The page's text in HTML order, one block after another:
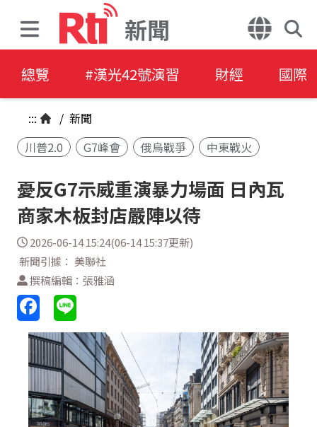
新聞
總覽 #漢光42號演習 財經 國際
::: / 新聞
川普2.0
G7峰會 俄烏戰爭 中東戰火
憂反G7示威重演暴力場面 日內瓦
商家木板封店嚴陣以待
2026-06-14 15:24(06-14 15:37更新)
新聞引據： 美聯社
撰稿編輯：張雅涵